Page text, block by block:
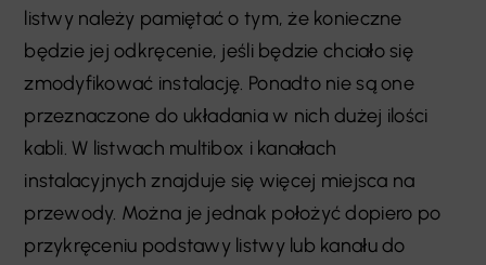
listwy należy pamiętać o tym, że konieczne
będzie jej odkręcenie, jeśli będzie chciało się
zmodyfikować instalację. Ponadto nie są one
przeznaczone do układania w nich dużej ilości
kabli. W listwach multibox i kanałach
instalacyjnych znajduje się więcej miejsca na
przewody. Można je jednak położyć dopiero po
przykręceniu podstawy listwy lub kanału do